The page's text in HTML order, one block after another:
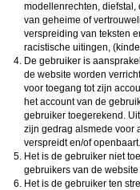
modellenrechten, diefstal,
van geheime of
verspreiding van teksten
racistische uitingen,
De gebruiker is
de website worden
voor toegang tot zijn
het account van de
gebruiker toegerekend.
zijn gedrag alsmede voor
verspreidt en/of openbaart.
Het is de gebruiker niet
gebruikers van de
Het is de gebruiker ten